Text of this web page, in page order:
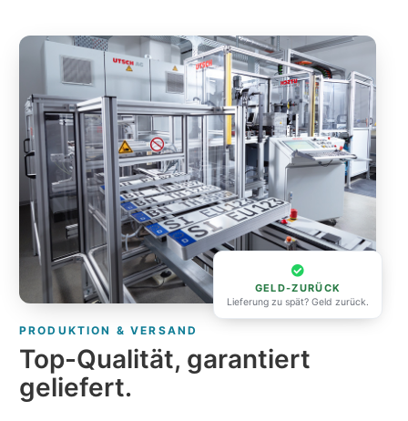
GELD-ZURÜCK
Lieferung zu spät? Geld zurück.
PRODUKTION & VERSAND
Top-Qualität, garantiert
geliefert.